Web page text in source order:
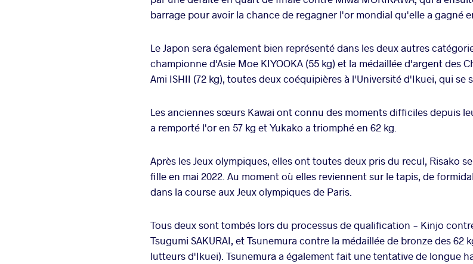
barrage pour avoir la chance de regagner l'or mondial qu'elle a gagné
Le Japon sera également bien représenté dans les deux autres
championne d'Asie Moe KIYOOKA (55 kg) et la médaillée d'argent des
Ami ISHII (72 kg), toutes deux coéquipières à l'Université d'Ikuei, qui se
Les anciennes sœurs Kawai ont connu des moments difficiles depuis
a remporté l'or en 57 kg et Yukako a triomphé en 62 kg.
Après les Jeux olympiques, elles ont toutes deux pris du recul, Risako
fille en mai 2022. Au moment où elles reviennent sur le tapis, de
dans la course aux Jeux olympiques de Paris.
Tous deux sont tombés lors du processus de qualification - Kinjo
Tsugumi SAKURAI, et Tsunemura contre la médaillée de bronze des 62
lutteurs d'Ikuei). Tsunemura a également fait une tentative de longue